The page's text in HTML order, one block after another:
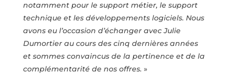
notamment pour le support métier, le support
technique et les développements logiciels. Nous
avons eu l’occasion d’échanger avec Julie
Dumortier au cours des cinq dernières années
et sommes convaincus de la pertinence et de la
complémentarité de nos offres. »